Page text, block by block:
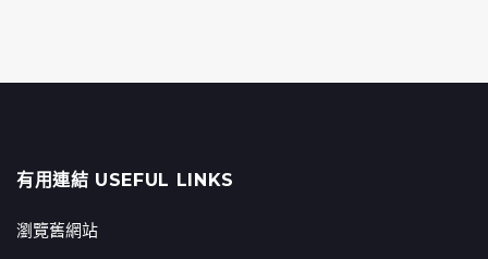
有用連結 USEFUL LINKS
瀏覽舊網站